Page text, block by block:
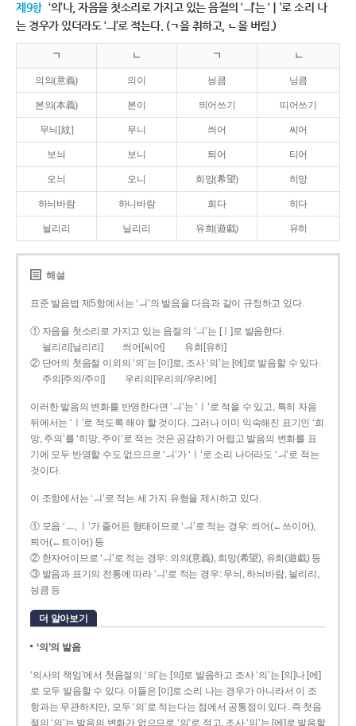
제9항 ‘의’나, 자음을 첫소리로 가지고 있는 음절의 ‘ㅢ’는 ‘ㅣ’로 소리 나
는 경우가 있더라도 ‘ㅢ’로 적는다. (ㄱ을 취하고, ㄴ을 버림.)
ㄱ ㄴ ㄱ ㄴ
의의(意義) 의이 닁큼 닝큼
본의(本義) 본이 띄어쓰기 띠어쓰기
무늬[紋] 무니 씌어 씨어
보늬 보니 틔어 티어
오늬 오니 희망(希望) 히망
하늬바람 하니바람 희다 히다
늴리리 닐리리 유희(遊戱) 유히
해설
표준 발음법 제5항에서는 ‘ㅢ’의 발음을 다음과 같이 규정하고 있다.
① 자음을 첫소리로 가지고 있는 음절의 ‘ㅢ’는 [ㅣ]로 발음한다.
늴리리[닐리리]
씌어[씨어]
유희[유히]
② 단어의 첫음절 이외의 ‘의’는 [이]로, 조사 ‘의’는 [에]로 발음할 수 있다.
주의[주의/주이]
우리의[우리의/우리에]
이러한 발음의 변화를 반영한다면 ‘ㅢ’는 ‘ㅣ’로 적을 수 있고, 특히 자음
뒤에서는 ‘ㅣ’로 적도록 해야 할 것이다. 그러나 이미 익숙해진 표기인 ‘희
망, 주의’를 ‘히망, 주이’로 적는 것은 공감하기 어렵고 발음의 변화를 표
기에 모두 반영할 수도 없으므로 ‘ㅢ’가 ‘ㅣ’로 소리 나더라도 ‘ㅢ’로 적는
것이다.
이 조항에서는 ‘ㅢ’로 적는 세 가지 유형을 제시하고 있다.
① 모음 ‘ㅡ, ㅣ’가 줄어든 형태이므로 ‘ㅢ’로 적는 경우: 씌어(←쓰이어),
틔어(←트이어) 등
② 한자어이므로 ‘ㅢ’로 적는 경우: 의의(意義), 희망(希望), 유희(遊戱) 등
③ 발음과 표기의 전통에 따라 ‘ㅢ’로 적는 경우: 무늬, 하늬바람, 늴리리,
닁큼 등
더 알아보기
‘의’의 발음
‘의사의 책임’에서 첫음절의 ‘의’는 [의]로 발음하고 조사 ‘의’는 [의]나 [에]
로 모두 발음할 수 있다. 이들은 [이]로 소리 나는 경우가 아니라서 이 조
항과는 무관하지만, 모두 ‘의’로 적는다는 점에서 공통점이 있다. 즉 첫음
절의 ‘의’는 발음의 변화가 없으므로 ‘의’로 적고, 조사 ‘의’는 [에]로 발음할